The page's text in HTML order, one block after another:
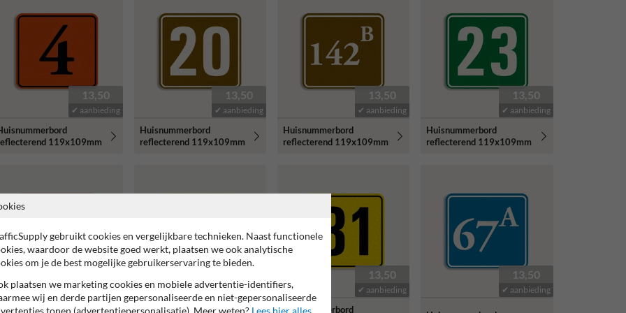
13,50
✔ aanbieding
119x109mm
13,50
✔ aanbieding
Huisnummerbord
reflecterend 119x109mm
13,50
✔ aanbieding
Huisnummerbord
reflecterend 119x109mm
13,50
✔ aanbieding
Huisnummerbord
reflecterend 119x109mm
✔ aanbieding ✔ aanbieding
13,50
✔ aanbieding
Huisnummerbord
13,50
✔ aanbieding
gebruikt cookies en vergelijkbare technieken. Naast functionele
waardoor de website goed werkt, plaatsen we ook analytische
om je de best mogelijke gebruikerservaring te bieden.
plaatsen we marketing cookies en mobiele advertentie-identifiers,
wij en derde partijen gepersonaliseerde en niet-gepersonaliseerde
tonen (advertentiepersonalisatie). Meer weten? Lees hier alles